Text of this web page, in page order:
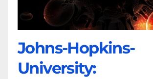
Johns-Hopkins-
University: